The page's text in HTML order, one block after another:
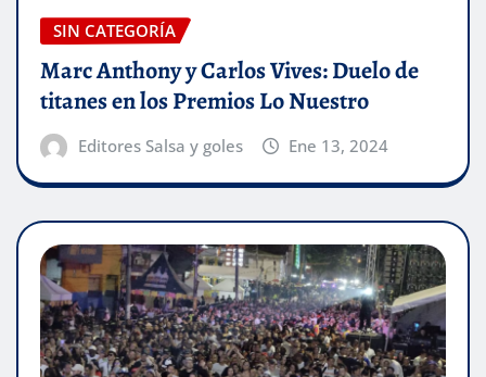
SIN CATEGORÍA
Marc Anthony y Carlos Vives: Duelo de
titanes en los Premios Lo Nuestro
Editores Salsa y goles Ene 13, 2024